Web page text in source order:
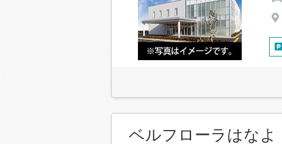
ベルフローラはなよ